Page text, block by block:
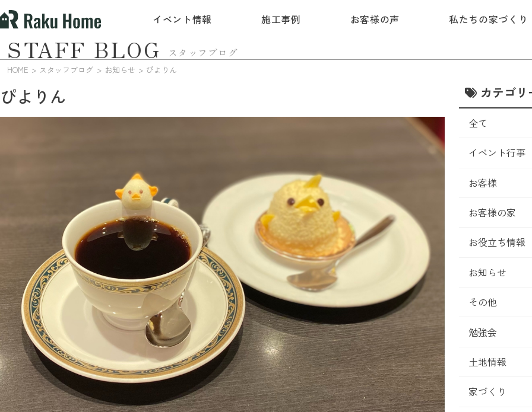
イベント情報 施工事例 お客様の声 私たちの家づくり
スタッフブログ
STAFF BLOG
HOME スタッフブログ お知らせ ぴよりん
ぴよりん カテゴリ
全て
イベント行事
お客様
お客様の家
お役立ち情報
お知らせ
その他
勉強会
土地情報
家づくり